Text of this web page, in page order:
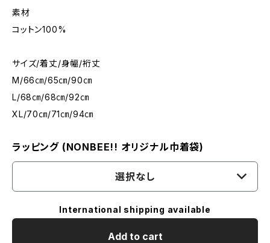
素材
コットン100%
サイズ/着丈/身幅/裄丈
M/66㎝/65㎝/90㎝
L/68㎝/68㎝/92㎝
XL/70㎝/71㎝/94㎝
ラッピング (NONBEE!! オリジナル巾着袋)
選択なし
International shipping available
Add to cart